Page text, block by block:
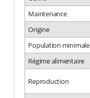
Maintenance
Origine
Population minimale
Régime alimentaire
Reproduction